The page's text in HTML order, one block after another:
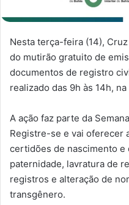
Nesta terça-feira (14),
do mutirão gratuito de
documentos de registro
realizado das 9h às 14h,
A ação faz parte da
Registre-se e vai oferecer
certidões de nascimento e
paternidade, lavratura de
registros e alteração de
transgênero.